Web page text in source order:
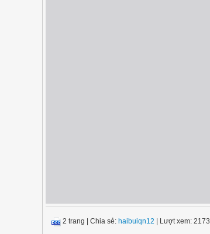
2 trang Chia sẻ: haibuiqn12 | Lượt xem: 2173